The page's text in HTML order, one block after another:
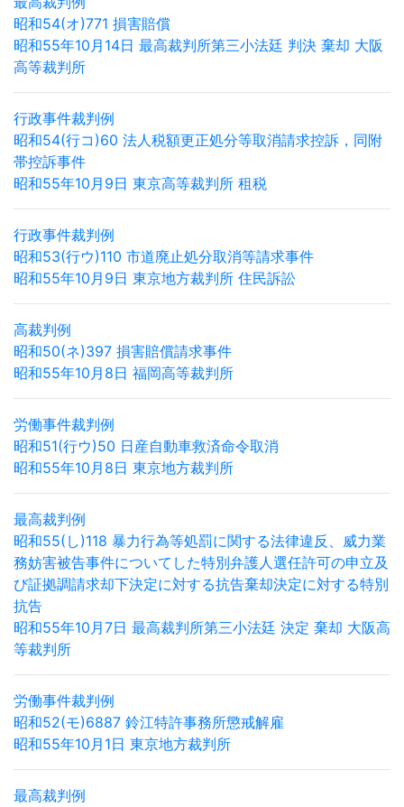
昭和54(オ)771 損害賠償
昭和55年10月14日 最高裁判所第三小法廷 判決 棄却 大阪
高等裁判所
行政事件裁判例
昭和54(行コ)60 法人税額更正処分等取消請求控訴，同附
帯控訴事件
昭和55年10月9日 東京高等裁判所 租税
行政事件裁判例
昭和53(行ウ)110 市道廃止処分取消等請求事件
昭和55年10月9日 東京地方裁判所 住民訴訟
高裁判例
昭和50(ネ)397 損害賠償請求事件
昭和55年10月8日 福岡高等裁判所
労働事件裁判例
昭和51(行ウ)50 日産自動車救済命令取消
昭和55年10月8日 東京地方裁判所
最高裁判例
昭和55(し)118 暴力行為等処罰に関する法律違反、威力業
務妨害被告事件についてした特別弁護人選任許可の申立及
び証拠調請求却下決定に対する抗告棄却決定に対する特別
抗告
昭和55年10月7日 最高裁判所第三小法廷 決定 棄却 大阪高
等裁判所
労働事件裁判例
昭和52(モ)6887 鈴江特許事務所懲戒解雇
昭和55年10月1日 東京地方裁判所
最高裁判例